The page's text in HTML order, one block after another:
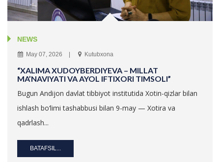
NEWS
May 07, 2026 Kutubxona
“XALIMA XUDOYBERDIYEVA – MILLAT
MA’NAVIYATI VA AYOL IFTIXORI TIMSOLI”
Bugun Andijon davlat tibbiyot institutida Xotin-qizlar bilan
ishlash bo‘limi tashabbusi bilan 9-may — Xotira va
qadrlash...
BATAFSIL...